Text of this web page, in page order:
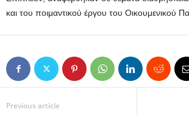
και του ποιμαντικού έργου του Οικουμενικού
Previous article